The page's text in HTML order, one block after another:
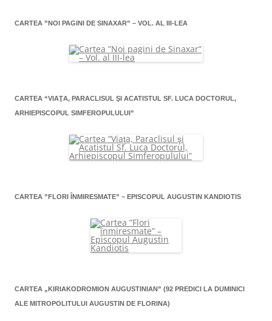
CARTEA ”NOI PAGINI DE SINAXAR” – VOL. AL III-LEA
CARTEA “VIAŢA, PARACLISUL ŞI ACATISTUL SF. LUCA DOCTORUL,
ARHIEPISCOPUL SIMFEROPULULUI”
CARTEA ”FLORI ÎNMIRESMATE” – EPISCOPUL AUGUSTIN KANDIOTIS
CARTEA „KIRIAKODROMION AUGUSTINIAN” (92 PREDICI LA DUMINICI
ALE MITROPOLITULUI AUGUSTIN DE FLORINA)